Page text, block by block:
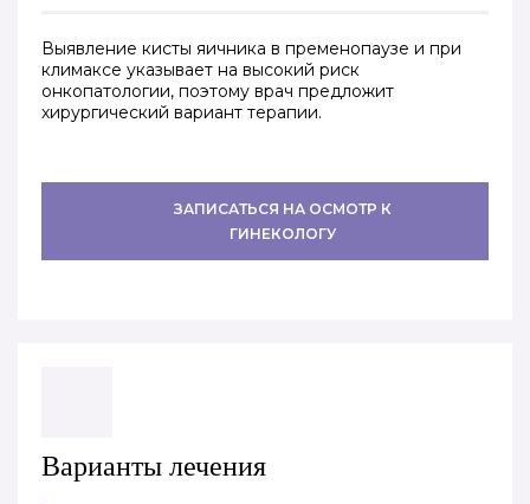
Выявление кисты яичника в пременопаузе и при
климаксе указывает на высокий риск
онкопатологии, поэтому врач предложит
хирургический вариант терапии.
ЗАПИСАТЬСЯ НА ОСМОТР К
ГИНЕКОЛОГУ
Варианты лечения